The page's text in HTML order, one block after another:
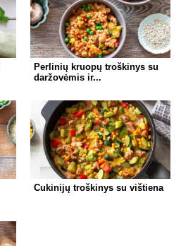
Perlinių kruopų troškinys su
daržovėmis ir...
Cukinijų troškinys su vištiena